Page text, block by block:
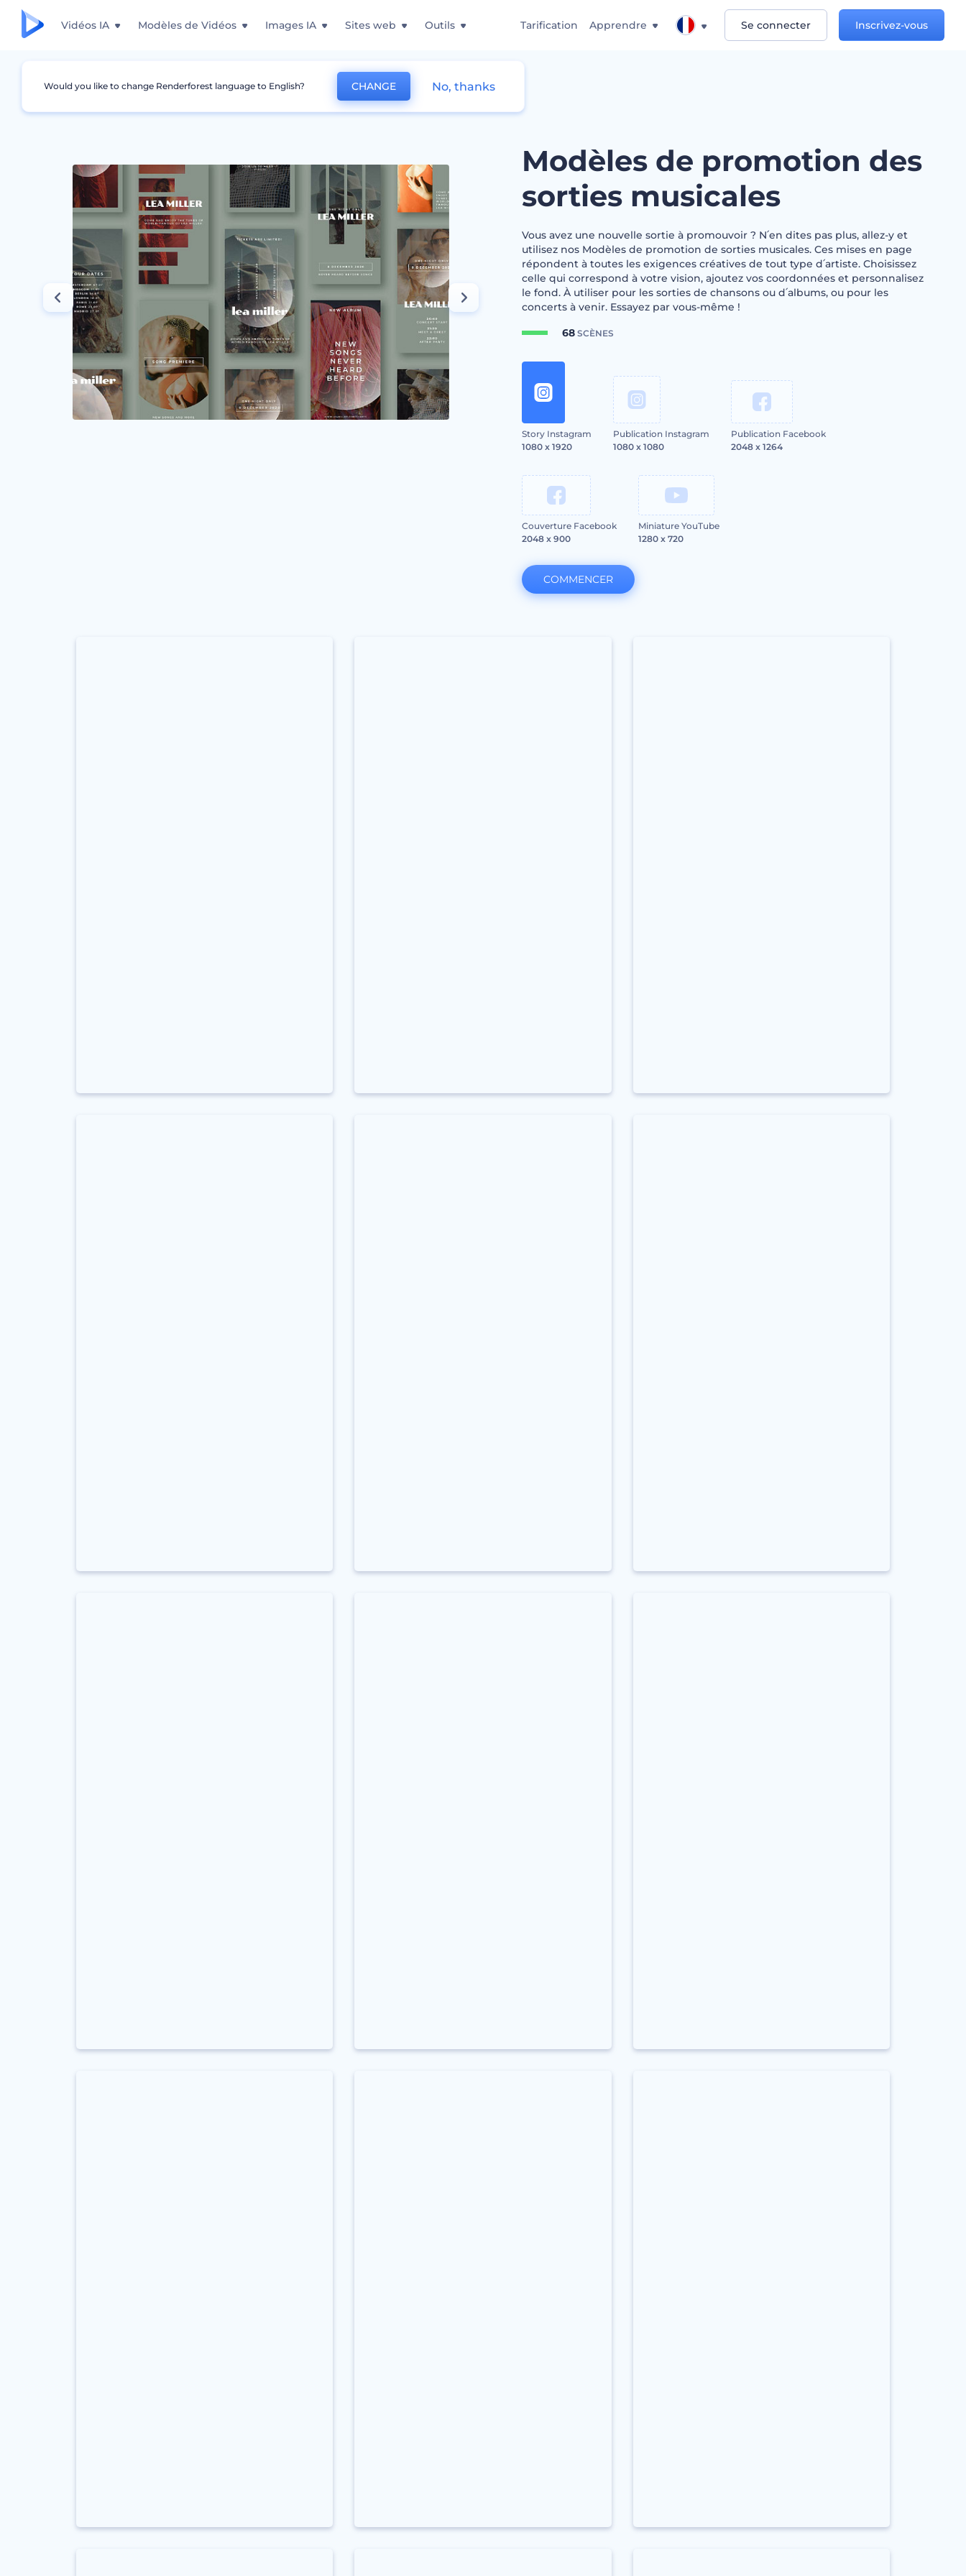
Vidéos IA Modèles de Vidéos Images IA Sites web Outils Tarification Apprendre Se connecter Inscrivez-vous
Graphismes Story Instagram Modèles de promotion des sorties musicales
Modèles de promotion des
sorties musicales
Vous avez une nouvelle sortie à promouvoir ? N՛en dites pas plus, allez-y et
utilisez nos Modèles de promotion de sorties musicales. Ces mises en page
répondent à toutes les exigences créatives de tout type d՛artiste. Choisissez
celle qui correspond à votre vision, ajoutez vos coordonnées et personnalisez
le fond. À utiliser pour les sorties de chansons ou d՛albums, ou pour les
concerts à venir. Essayez par vous-même !
68SCÈNES
Story Instagram
1080 x 1920
Publication Instagram
1080 x 1080
Publication Facebook
2048 x 1264
Couverture Facebook
2048 x 900
Miniature YouTube
1280 x 720
COMMENCER
Would you like to change Renderforest language to English? CHANGE No, thanks